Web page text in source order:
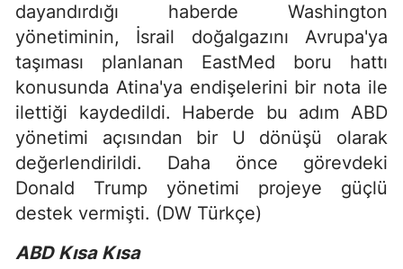
dayandırdığı haberde Washington
yönetiminin, İsrail doğalgazını Avrupa'ya
taşıması planlanan EastMed boru hattı
konusunda Atina'ya endişelerini bir nota ile
ilettiği kaydedildi. Haberde bu adım ABD
yönetimi açısından bir U dönüşü olarak
değerlendirildi. Daha önce görevdeki
Donald Trump yönetimi projeye güçlü
destek vermişti. (DW Türkçe)
ABD Kısa Kısa